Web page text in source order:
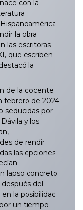
con la
la obra
las escritoras
que escriben
la
de la docente
febrero de 2024
seducidas por
y los
de rendir
las opciones
lapso concreto
del
la posibilidad
un tiempo